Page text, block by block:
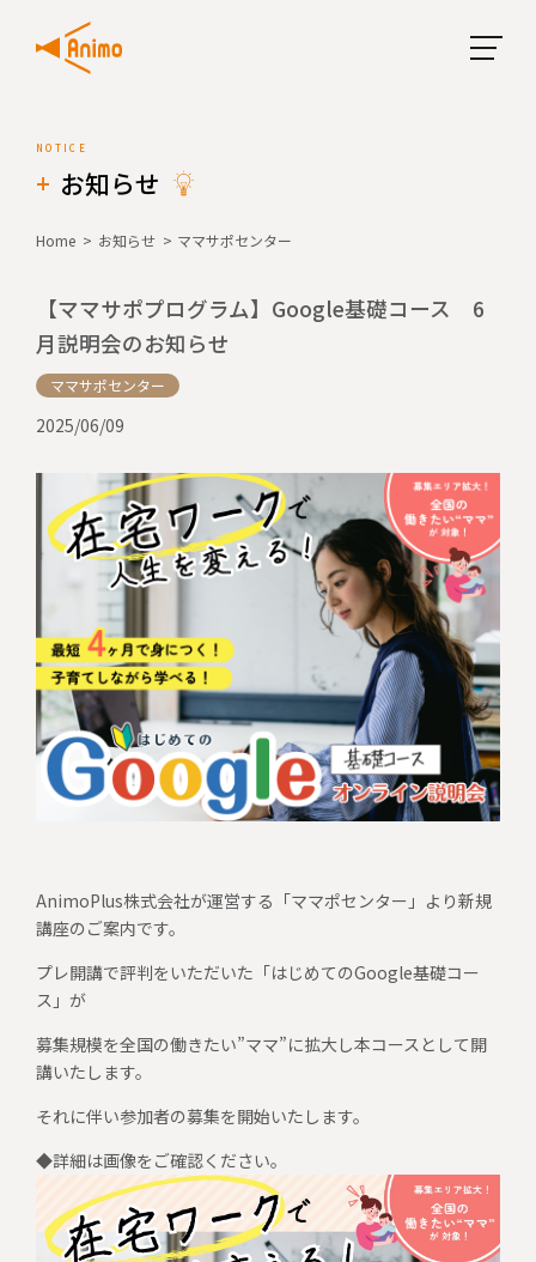
お知らせ
Home お知らせ ママサポセンター
【ママサポプログラム】Google基礎コース 6
月説明会のお知らせ
ママサポセンター
2025/06/09
AnimoPlus株式会社が運営する「ママポセンター」より新規
講座のご案内です。
プレ開講で評判をいただいた「はじめてのGoogle基礎コー
ス」が
募集規模を全国の働きたい”ママ”に拡大し本コースとして開
講いたします。
それに伴い参加者の募集を開始いたします。
◆詳細は画像をご確認ください。